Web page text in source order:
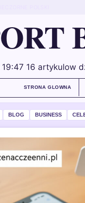
16 artykulow
STRONA GLOWNA
BLOG BUSINESS